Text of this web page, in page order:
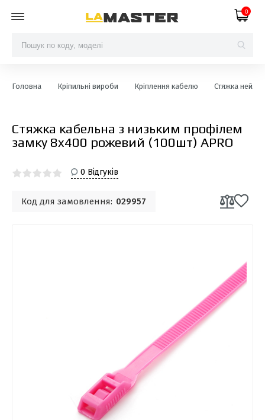
0
Головна Кріпильні вироби Кріплення кабелю Стяжка
Стяжка кабельна з низьким профілем
замку 8x400 рожевий (100шт) APRO
0 Відгуків
Код для замовлення: 029957